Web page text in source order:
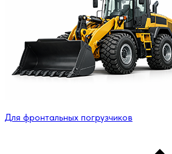
Для фронтальных погрузчиков